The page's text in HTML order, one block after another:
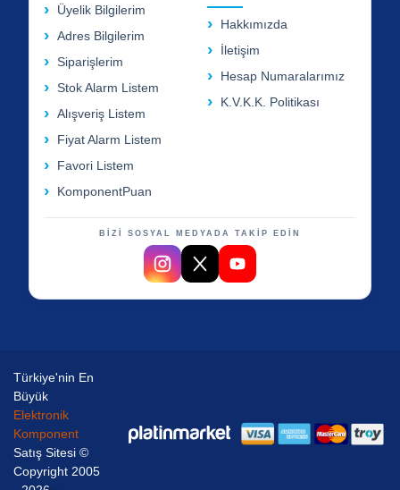
Üyelik Bilgilerim
Adres Bilgilerim
Siparişlerim
Stok Alarm Listem
Alışveriş Listem
Fiyat Alarm Listem
Favori Listem
KomponentPuan
Hakkımızda
İletişim
Hesap Numaralarımız
K.V.K.K. Politikası
BİZİ SOSYAL MEDYADA TAKİP EDİN
Türkiye'nin En
Büyük
Elektronik
Komponent
Satış Sitesi ©
Copyright 2005